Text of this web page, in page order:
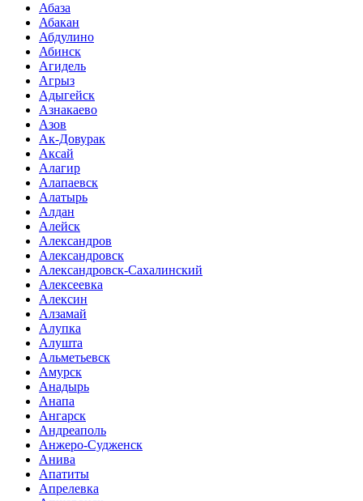
Абаза
Абакан
Абдулино
Абинск
Агидель
Агрыз
Адыгейск
Азнакаево
Азов
Ак-Довурак
Аксай
Алагир
Алапаевск
Алатырь
Алдан
Алейск
Александров
Александровск
Александровск-Сахалинский
Алексеевка
Алексин
Алзамай
Алупка
Алушта
Альметьевск
Амурск
Анадырь
Анапа
Ангарск
Андреаполь
Анжеро-Судженск
Анива
Апатиты
Апрелевка